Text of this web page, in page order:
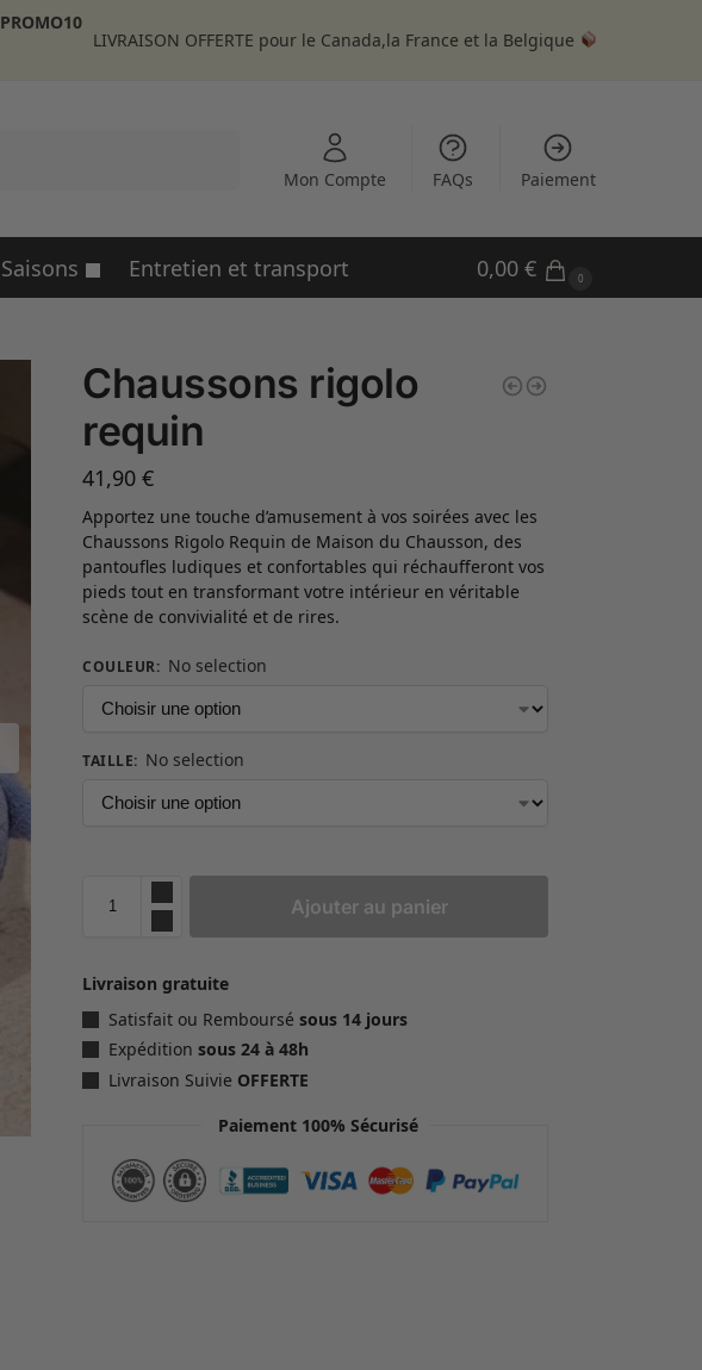
PROMO10
LIVRAISON OFFERTE pour le Canada,la France et la Belgique
Mon Compte FAQs Paiement
Saisons Entretien et transport 0,00 € 0
Chaussons rigolo
requin
41,90€
Apportez une touche d’amusement à vos soirées avec les
Chaussons Rigolo Requin de Maison du Chausson, des
pantoufles ludiques et confortables qui réchaufferont vos
pieds tout en transformant votre intérieur en véritable
scène de convivialité et de rires.
COULEUR: No selection
TAILLE: No selection
Ajouter au panier
Livraison gratuite
Satisfait ou Remboursésous 14 jours
Expédition sous 24 à 48h
Livraison Suivie OFFERTE
Paiement 100% Sécurisé